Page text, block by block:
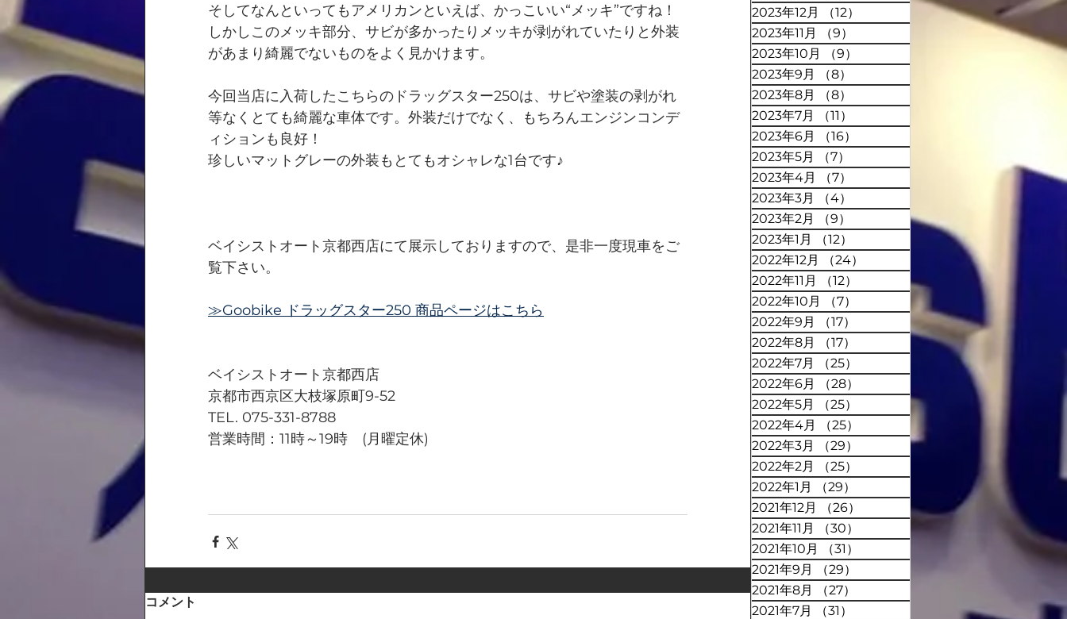
2023年12月
（12）
2023年11月
（9）
2023年10月
（9）
2023年9月
（8）
2023年8月
（8）
2023年7月
（11）
2023年6月
（16）
2023年5月
（7）
2023年4月
（7）
2023年3月
（4）
2023年2月
（9）
2023年1月
（12）
2022年12月
（24）
2022年11月
（12）
12件の記事
2022年10月
（7）
7件の記事
2022年9月
（17）
17件の記事
2022年8月
（17）
17件の記事
2022年7月
（25）
2022年6月
（28）
2022年5月
（25）
25件の記事
2022年4月
（25）
25件の記事
2022年3月
（29）
29件の記事
2022年2月
（25）
2022年1月
（29）
2021年12月
（26）
26件の記事
2021年11月
（30）
30件の記事
2021年10月
（31）
2021年9月
（29）
2021年8月
（27）
2021年7月
（31）
そしてなんといってもアメリカンといえば、かっこいい“メッキ”ですね！
しかしこのメッキ部分、サビが多かったりメッキが剥がれていたりと外装
があまり綺麗でないものをよく見かけます。
今回当店に入荷したこちらのドラッグスター250は、サビや塗装の剥がれ
等なくとても綺麗な車体です。外装だけでなく、もちろんエンジンコンデ
ィションも良好！
珍しいマットグレーの外装もとてもオシャレな1台です♪
ベイシストオート京都西店にて展示しておりますので、是非一度現車をご
覧下さい。
≫Goobike ドラッグスター250 商品ページはこちら
ベイシストオート京都西店
京都市西京区大枝塚原町9-52
TEL. 075-331-8788
営業時間：11時～19時　(月曜定休)
コメント